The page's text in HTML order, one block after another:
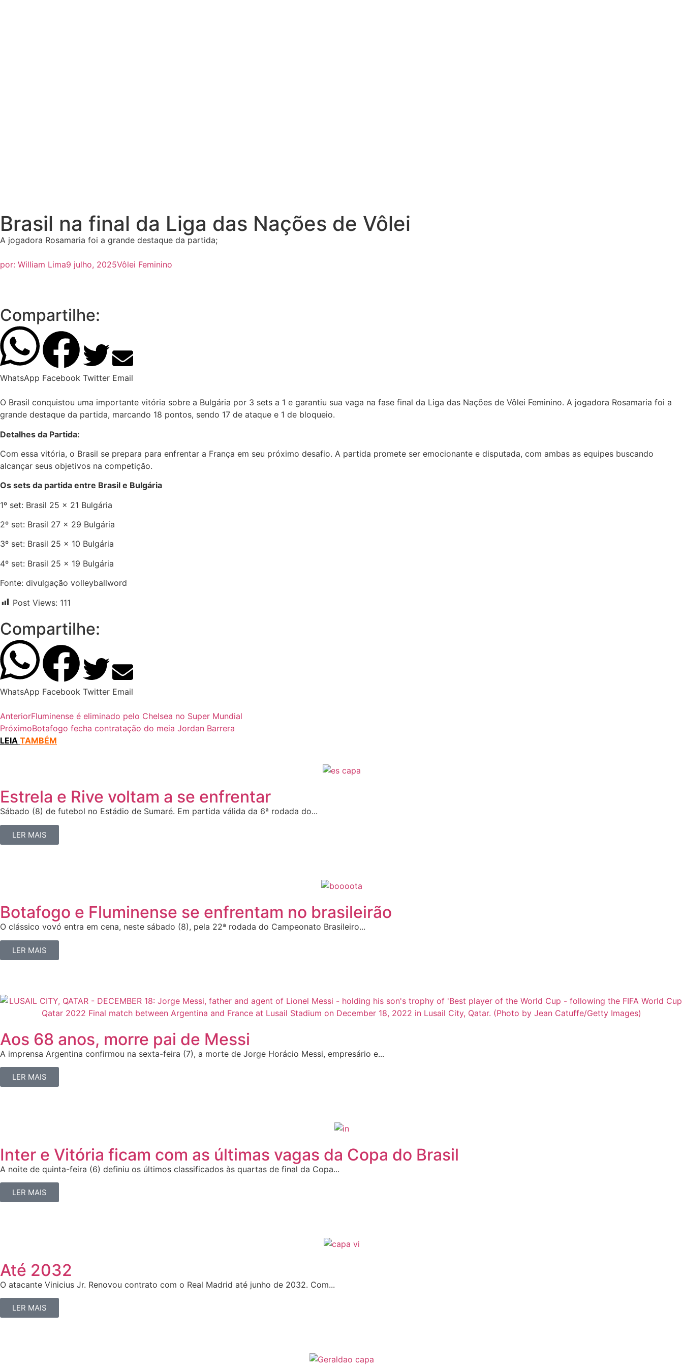
Brasil na final da Liga das Nações de Vôlei
A jogadora Rosamaria foi a grande destaque da partida;
por: William Lima9 julho, 2025Vôlei Feminino
Compartilhe:
WhatsApp Facebook Twitter Email
O Brasil conquistou uma importante vitória sobre a Bulgária por 3 sets a 1 e garantiu sua vaga na fase final da Liga das Nações de Vôlei Feminino. A jogadora Rosamaria foi a
grande destaque da partida, marcando 18 pontos, sendo 17 de ataque e 1 de bloqueio.
Detalhes da Partida:
Com essa vitória, o Brasil se prepara para enfrentar a França em seu próximo desafio. A partida promete ser emocionante e disputada, com ambas as equipes buscando
alcançar seus objetivos na competição.
Os sets da partida entre Brasil e Bulgária
1º set: Brasil 25 x 21 Bulgária
2º set: Brasil 27 x 29 Bulgária
3º set: Brasil 25 x 10 Bulgária
4º set: Brasil 25 x 19 Bulgária
Fonte: divulgação volleyballword
Post Views: 111
Compartilhe:
WhatsApp Facebook Twitter Email
AnteriorFluminense é eliminado pelo Chelsea no Super Mundial
PróximoBotafogo fecha contratação do meia Jordan Barrera
LEIA TAMBÉM
Estrela e Rive voltam a se enfrentar
Sábado (8) de futebol no Estádio de Sumaré. Em partida válida da 6ª rodada do...
LER MAIS
Botafogo e Fluminense se enfrentam no brasileirão
O clássico vovó entra em cena, neste sábado (8), pela 22ª rodada do Campeonato Brasileiro...
LER MAIS
Aos 68 anos, morre pai de Messi
A imprensa Argentina confirmou na sexta-feira (7), a morte de Jorge Horácio Messi, empresário e...
LER MAIS
Inter e Vitória ficam com as últimas vagas da Copa do Brasil
A noite de quinta-feira (6) definiu os últimos classificados às quartas de final da Copa...
LER MAIS
Até 2032
O atacante Vinicius Jr. Renovou contrato com o Real Madrid até junho de 2032. Com...
LER MAIS